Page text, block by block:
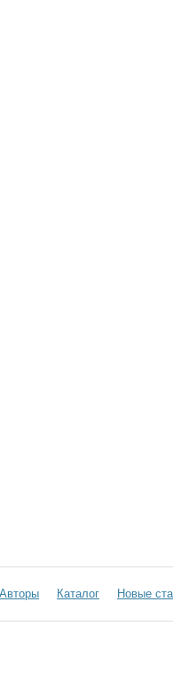
Авторы Каталог Новые